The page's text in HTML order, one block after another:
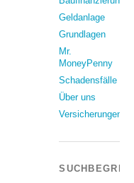
Geldanlage
Grundlagen
Mr.
MoneyPenny
Schadensfälle
Über uns
Versicherungen